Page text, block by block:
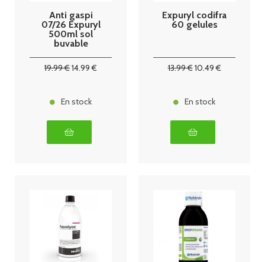
Anti gaspi
07/26 Expuryl
500ml sol
buvable
19.99€14.99 €
En stock
Expuryl codifra
60 gelules
13.99€10.49€
En stock